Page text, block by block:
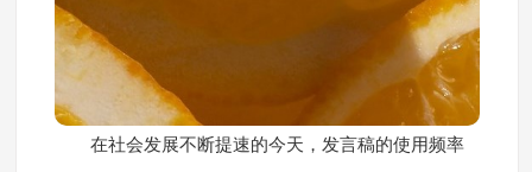
在社会发展不断提速的今天，发言稿的使用频率